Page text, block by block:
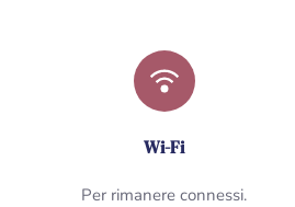
Wi-Fi
Per rimanere connessi.